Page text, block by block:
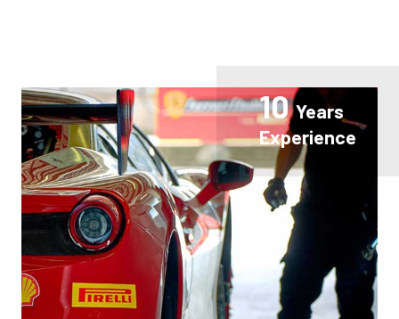
10Years
Experience